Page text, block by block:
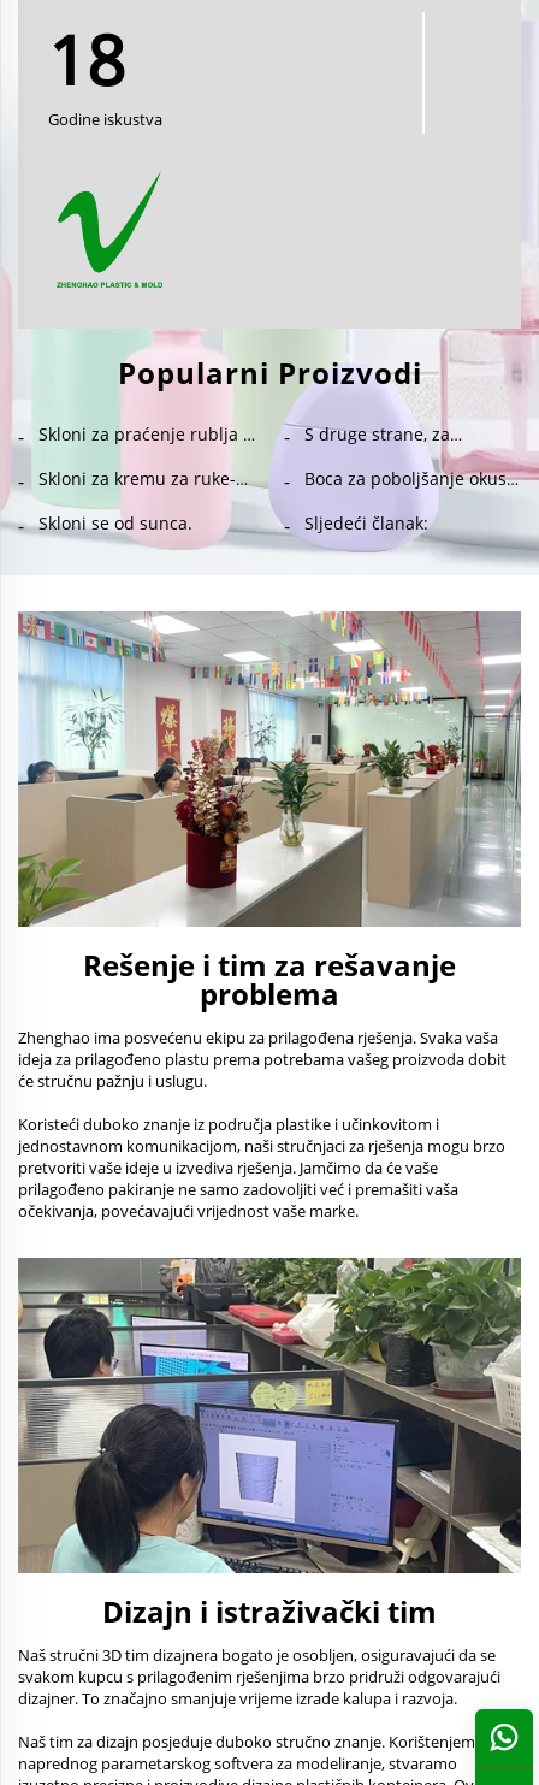
18
Godine iskustva
Popularni Proizvodi
Skloni za praćenje rublja -
S druge strane, za
upotrebu u proizvodnji
čistila za hlađenje,
Skloni za kremu za ruke-
MB036
Boca za poboljšanje okusa
Skloni se od sunca.
Sljedeći članak:
Rešenje i tim za rešavanje
problema
Zhenghao ima posvećenu ekipu za prilagođena rješenja. Svaka vaša
ideja za prilagođeno plastu prema potrebama vašeg proizvoda dobit
će stručnu pažnju i uslugu.
Koristeći duboko znanje iz područja plastike i učinkovitom i
jednostavnom komunikacijom, naši stručnjaci za rješenja mogu brzo
pretvoriti vaše ideje u izvediva rješenja. Jamčimo da će vaše
prilagođeno pakiranje ne samo zadovoljiti već i premašiti vaša
očekivanja, povećavajući vrijednost vaše marke.
Dizajn i istraživački tim
Naš stručni 3D tim dizajnera bogato je osobljen, osiguravajući da se
svakom kupcu s prilagođenim rješenjima brzo pridruži odgovarajući
dizajner. To značajno smanjuje vrijeme izrade kalupa i razvoja.
Naš tim za dizajn posjeduje duboko stručno znanje. Korištenjem
naprednog parametarskog softvera za modeliranje, stvaramo